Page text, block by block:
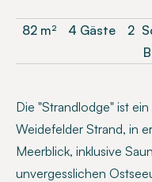
82m² 4 Gäste 2
Die "Strandlodge" ist
Weidefelder Strand, in
Meerblick, inklusive
unvergesslichen